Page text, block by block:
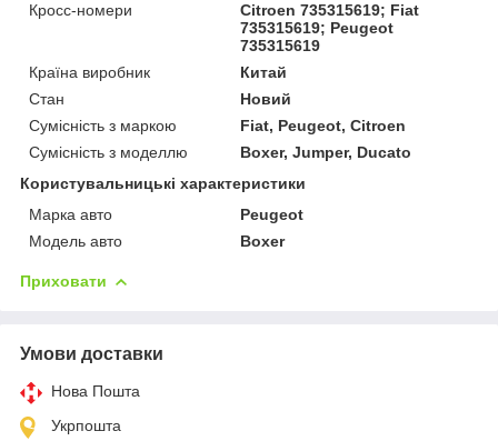
Кросс-номери
Citroen 735315619; Fiat
735315619; Peugeot
735315619
Країна виробник
Китай
Стан
Новий
Сумісність з маркою
Fiat, Peugeot, Citroen
Сумісність з моделлю
Boxer, Jumper, Ducato
Користувальницькі характеристики
Марка авто
Peugeot
Модель авто
Boxer
Приховати
Умови доставки
Нова Пошта
Укрпошта